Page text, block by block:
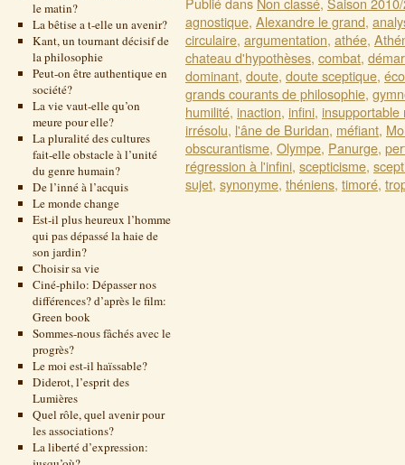
le matin?
La bêtise a t-elle un avenir?
Kant, un tournant décisif de
la philosophie
Peut-on être authentique en
société?
La vie vaut-elle qu’on
meure pour elle?
La pluralité des cultures
fait-elle obstacle à l’unité
du genre humain?
De l’inné à l’acquis
Le monde change
Est-il plus heureux l’homme
qui pas dépassé la haie de
son jardin?
Choisir sa vie
Ciné-philo: Dépasser nos
différences? d’après le film:
Green book
Sommes-nous fâchés avec le
progrès?
Le moi est-il haïssable?
Diderot, l’esprit des
Lumières
Quel rôle, quel avenir pour
les associations?
La liberté d’expression:
agnostique, Alexandre le grand,
circulaire, argumentation, athée,
chateau d'hypothèses, combat,
dominant, doute, doute sceptique,
grands courants de philosophie,
humilité, inaction, infini,
irrésolu, l'âne de Buridan, méfiant,
obscurantisme, Olympe, Panurge,
régression à l'infini, scepticisme,
sujet, synonyme, théniens, timoré,